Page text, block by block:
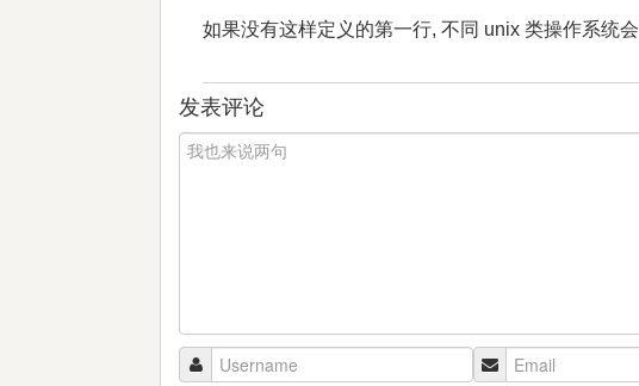
如果没有这样定义的第一行, 不同 unix 类操作系统
发表评论